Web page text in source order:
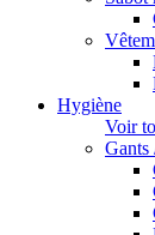
Hygiène
Voir